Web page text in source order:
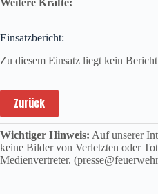
Weitere Kräfte:
Einsatzbericht:
Zu diesem Einsatz liegt kein
Zurück
Wichtiger Hinweis: Auf unserer
keine Bilder von Verletzten oder
Medienvertreter.